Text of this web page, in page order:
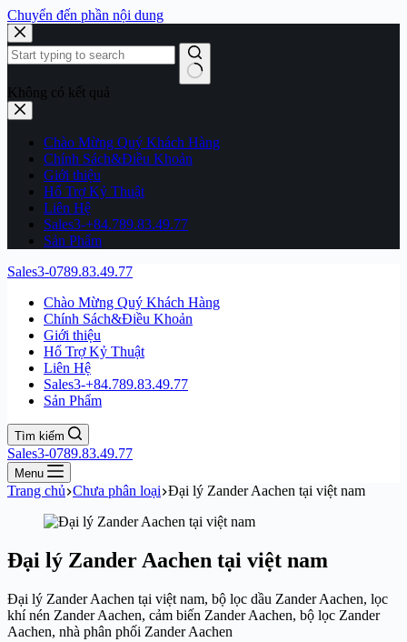
Chuyển đến phần nội dung
Không có kết quả
Chào Mừng Quý Khách Hàng
Chính Sách&Điều Khoản
Giới thiệu
Hổ Trợ Kỷ Thuật
Liên Hệ
Sales3-+84.789.83.49.77
Sản Phẩm
Sales3-0789.83.49.77
Chào Mừng Quý Khách Hàng
Chính Sách&Điều Khoản
Giới thiệu
Hổ Trợ Kỷ Thuật
Liên Hệ
Sales3-+84.789.83.49.77
Sản Phẩm
Tìm kiếm
Sales3-0789.83.49.77
Menu
Trang chủ Chưa phân loại Đại lý Zander Aachen tại việt nam
Đại lý Zander Aachen tại việt nam
Đại lý Zander Aachen tại việt nam, bộ lọc dầu Zander Aachen, lọc
khí nén Zander Aachen, cảm biến Zander Aachen, bộ lọc Zander
Aachen, nhà phân phối Zander Aachen